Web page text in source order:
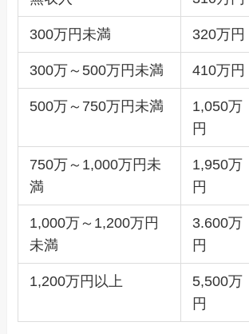
300万円未満 320万円
300万～500万円未満 410万円
500万～750万円未満
1,050万
円
750万～1,000万円未
満
1,950万
円
1,000万～1,200万円
未満
3.600万
円
1,200万円以上
5,500万
円